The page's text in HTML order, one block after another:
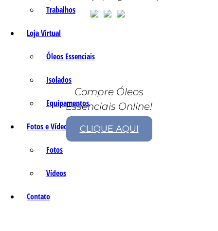
Trabalhos
Loja Virtual
Óleos Essenciais
Isolados
Equipamentos
Fotos e Vídeos
Fotos
Vídeos
Contato
Compre Óleos
Essenciais Online!
CLIQUE AQUI